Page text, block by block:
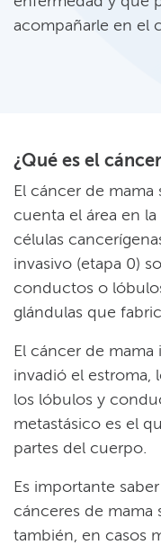
acompañarle en el
¿Qué es el
El cáncer de
cuenta el área en
células
invasivo (etapa 0)
conductos o
glándulas que
El cáncer de
invadió el estroma,
los lóbulos y
metastásico es el
partes del cuerpo.​​
Es importante
cánceres de mama
también, en casos